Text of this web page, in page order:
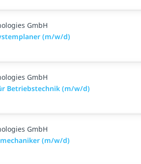
GmbH
(m/w/d)
GmbH
Betriebstechnik (m/w/d)
GmbH
(m/w/d)